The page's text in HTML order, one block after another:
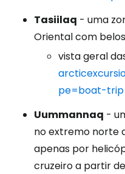
Tasiilaq - uma
Oriental com
vista geral
pe=boat-trip
Uummannaq -
no extremo norte
apenas por
cruzeiro a partir